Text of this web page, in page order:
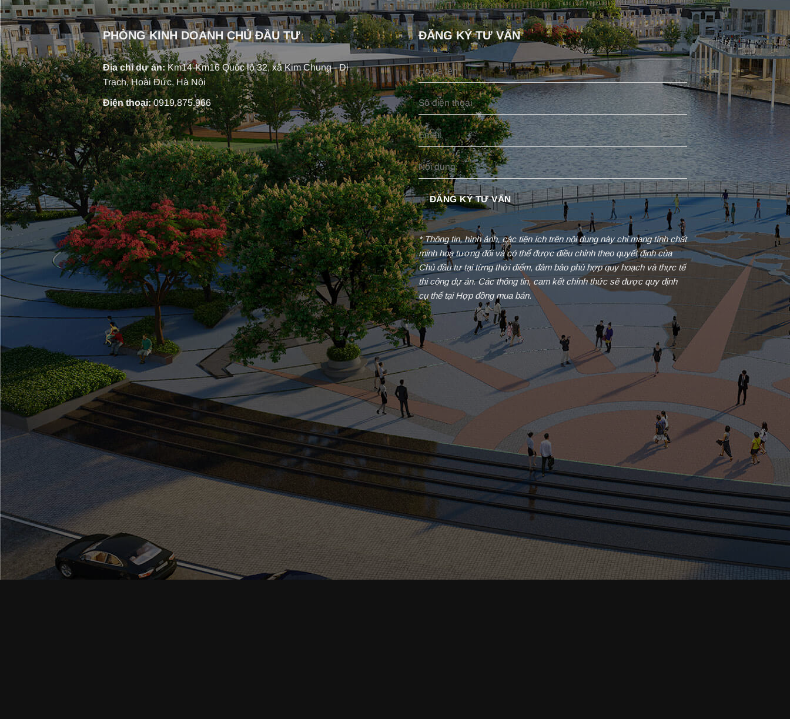
PHÒNG KINH DOANH CHỦ ĐẦU TƯ
Địa chỉ dự án:Km14-Km16 Quốc lộ 32, xã Kim Chung - Di
Trạch, Hoài Đức, Hà Nội
Điện thoại:0919.875.966
ĐĂNG KÝ TƯ VẤN
* Thông tin, hình ảnh, các tiện ích trên nội dung này chỉ mang tính chất
minh hoạ tương đối và có thể được điều chỉnh theo quyết định của
Chủ đầu tư tại từng thời điểm, đảm bảo phù hợp quy hoạch và thực tế
thi công dự án. Các thông tin, cam kết chính thức sẽ được quy định
cụ thể tại Hợp đồng mua bán.